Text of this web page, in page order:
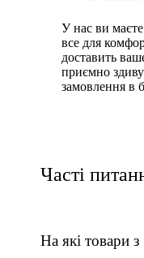
У нас ви
все для
доставить
приємно
замовлення в
Часті
На які товари